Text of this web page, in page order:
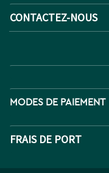
CONTACTEZ-NOUS
MODES DE PAIEMENT
FRAIS DE PORT